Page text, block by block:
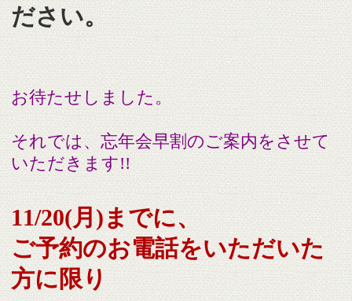
ださい。
お待たせしました。
それでは、忘年会早割のご案内をさせて
いただきます!!
11/20(月)までに、
ご予約のお電話をいただいた
方に限り